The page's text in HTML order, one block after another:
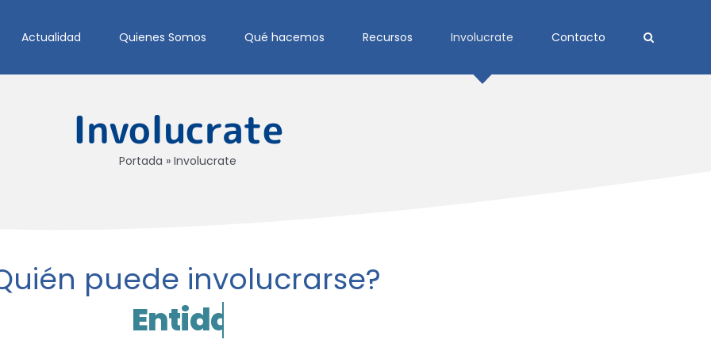
Actualidad Quienes Somos Qué hacemos Recursos Involucrate Contacto
Involucrate
Portada » Involucrate
puede involucrarse?